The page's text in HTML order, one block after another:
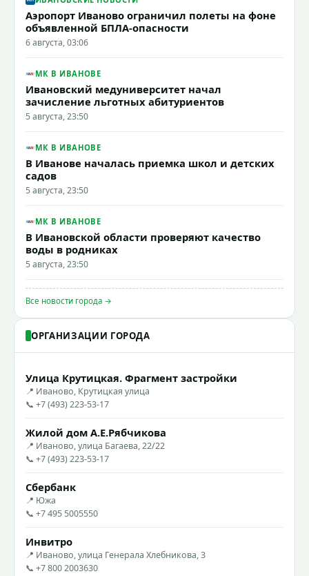
Аэропорт Иваново ограничил полеты на фоне
объявленной БПЛА-опасности
6 августа, 03:06
МК В ИВАНОВЕ
Ивановский медуниверситет начал
зачисление льготных абитуриентов
5 августа, 23:50
МК В ИВАНОВЕ
В Иванове началась приемка школ и детских
садов
5 августа, 23:50
МК В ИВАНОВЕ
В Ивановской области проверяют качество
воды в родниках
5 августа, 23:50
Все новости города →
ОРГАНИЗАЦИИ ГОРОДА
Улица Крутицкая. Фрагмент застройки
📍 Иваново, Крутицкая улица
📞 +7 (493) 223-53-17
Жилой дом А.Е.Рябчикова
📍 Иваново, улица Багаева, 22/22
📞 +7 (493) 223-53-17
Сбербанк
📍 Южа
📞 +7 495 5005550
Инвитро
📍 Иваново, улица Генерала Хлебникова, 3
📞 +7 800 2003630